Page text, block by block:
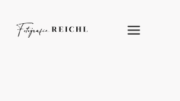
content